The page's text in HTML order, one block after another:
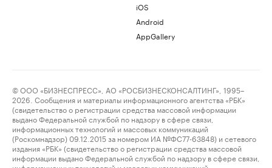
iOS
Android
AppGallery
© ООО «БИЗНЕСПРЕСС», АО «РОСБИЗНЕСКОНСАЛТИНГ», 1995–
2026. Сообщения и материалы информационного агентства «РБК»
(свидетельство о регистрации средства массовой информации
выдано Федеральной службой по надзору в сфере связи,
информационных технологий и массовых коммуникаций
(Роскомнадзор) 09.12.2015 за номером ИА №ФС77-63848) и сетевого
издания «РБК» (свидетельство о регистрации средства массовой
информации выдано Федеральной службой по надзору в сфере связи,